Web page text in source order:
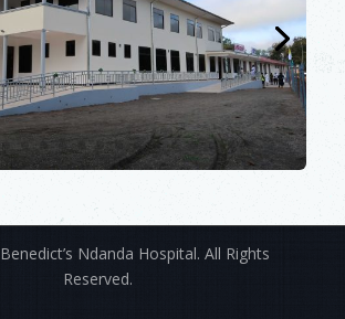
Ndanda Hospital. All Rights
Reserved.